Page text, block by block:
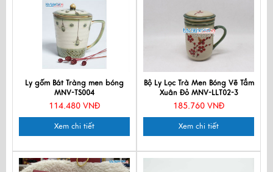
Ly gốm Bát Tràng men bóng
MNV-TS004
114.480 VNĐ
Xem chi tiết
Bộ Ly Lọc Trà Men Bóng Vẽ Tầm
Xuân Đỏ MNV-LLT02-3
185.760 VNĐ
Xem chi tiết